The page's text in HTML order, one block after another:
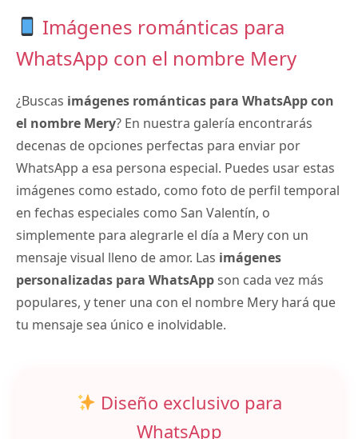
Imágenes románticas para
WhatsApp con el nombre Mery
¿Buscas imágenes románticas para WhatsApp con
el nombre Mery? En nuestra galería encontrarás
decenas de opciones perfectas para enviar por
WhatsApp a esa persona especial. Puedes usar estas
imágenes como estado, como foto de perfil temporal
en fechas especiales como San Valentín, o
simplemente para alegrarle el día a Mery con un
mensaje visual lleno de amor. Las imágenes
personalizadas para WhatsAppson cada vez más
populares, y tener una con el nombre Mery hará que
tu mensaje sea único e inolvidable.
Diseño exclusivo para
WhatsApp